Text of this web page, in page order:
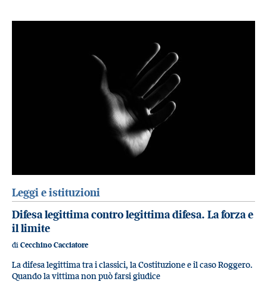
Leggi e istituzioni
Difesa legittima contro legittima difesa. La forza e
il limite
di Cecchino Cacciatore
La difesa legittima tra i classici, la Costituzione e il caso Roggero.
Quando la vittima non può farsi giudice